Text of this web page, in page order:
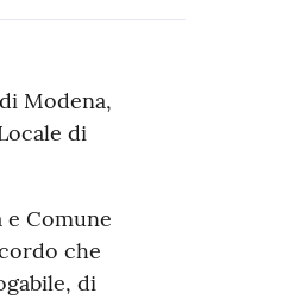
Modena,
di
Comune
che
di